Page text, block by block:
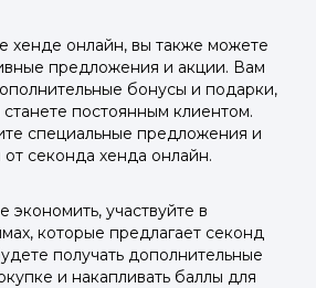
хенде онлайн, вы также можете
предложения и акции. Вам
бонусы и подарки,
постоянным клиентом.
специальные предложения и
секонда хенда онлайн.
участвуйте в
которые предлагает секонд
получать дополнительные
и накапливать баллы для